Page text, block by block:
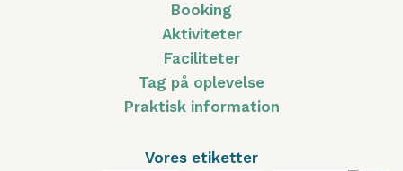
Booking
Aktiviteter
Faciliteter
Tag på oplevelse
Praktisk information
Vores etiketter